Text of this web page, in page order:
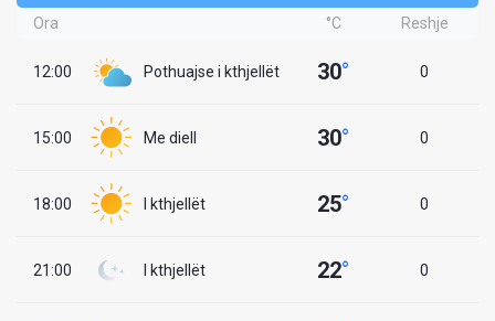
Ora °C Reshje
12:00 Pothuajse i kthjellët 30° 0
15:00 Me diell 30° 0
18:00 I kthjellët 25° 0
21:00 I kthjellët 22° 0